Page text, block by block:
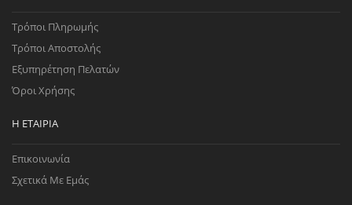
Τρόποι Πληρωμής
Τρόποι Αποστολής
Εξυπηρέτηση Πελατών
Όροι Χρήσης
Η ΕΤΑΙΡΊΑ
Επικοινωνία
Σχετικά Με Εμάς